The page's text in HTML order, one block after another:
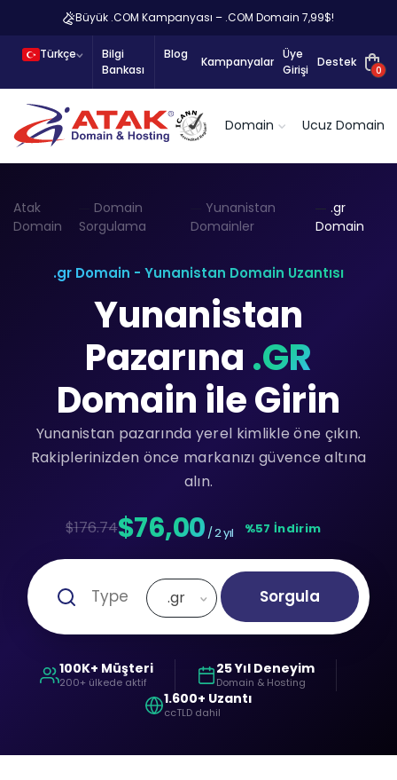
Büyük .COM Kampanyası – .COM Domain 7,99$!
Türkçe
Bilgi
Bankası
Blog
Kampanyalar
Üye
Girişi
Destek
0
Domain Ucuz Domain
Atak
Domain
Domain
Sorgulama
Yunanistan
Domainler
.gr
Domain
.gr Domain - Yunanistan Domain Uzantısı
Yunanistan
Pazarına .GR
Domain ile Girin
Yunanistan pazarında yerel kimlikle öne çıkın.
Rakiplerinizden önce markanızı güvence altına
alın.
$176.74$76,00 / 2 yıl %57 İndirim
.gr Sorgula
100K+ Müşteri
200+ ülkede aktif
25 Yıl Deneyim
Domain & Hosting
1.600+ Uzantı
ccTLD dahil